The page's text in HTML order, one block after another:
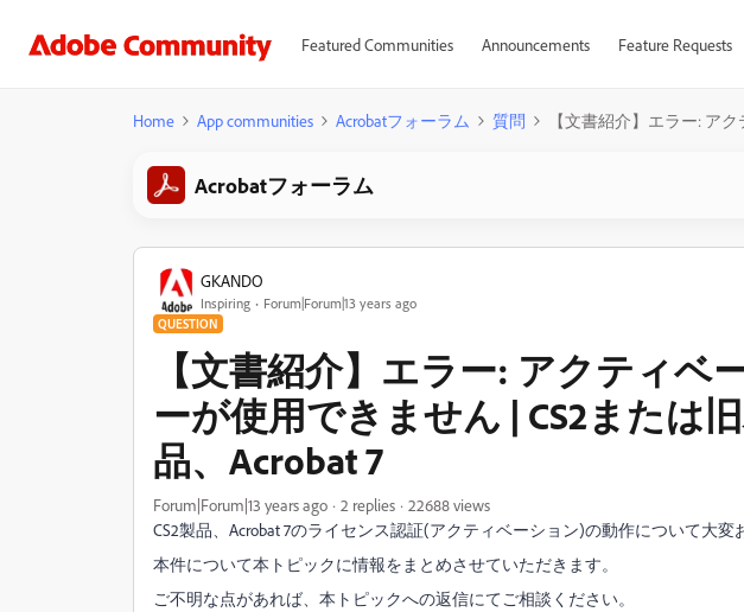
Featured Communities Announcements Feature Requests
Home App communities Acrobatフォーラム 質問 【文書紹介】エラー: ア
Acrobatフォーラム
GKANDO
Inspiring Forum|Forum|13 years ago
QUESTION
【文書紹介】エラー: アクティベ
ーが使用できません | CS2または
品、Acrobat 7
Forum|Forum|13 years ago 2 replies
22688 views
CS2製品、Acrobat 7のライセンス認証(アクティベーション)の動作について大変
本件について本トピックに情報をまとめさせていただきます。
ご不明な点があれば、本トピックへの返信にてご相談ください。